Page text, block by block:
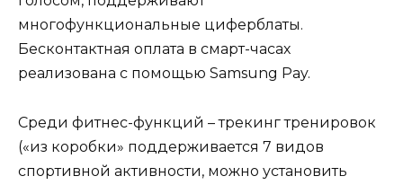
многофункциональные циферблаты.
Бесконтактная оплата в смарт-часах
реализована с помощью Samsung Pay.
Среди фитнес-функций – трекинг тренировок
(«из коробки» поддерживается 7 видов
спортивной активности, можно установить